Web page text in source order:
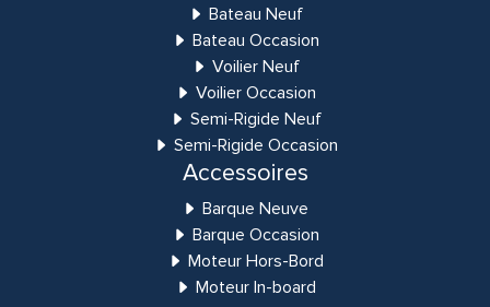
Bateau Neuf
Bateau Occasion
Voilier Neuf
Voilier Occasion
Semi-Rigide Neuf
Semi-Rigide Occasion
Accessoires
Barque Neuve
Barque Occasion
Moteur Hors-Bord
Moteur In-board